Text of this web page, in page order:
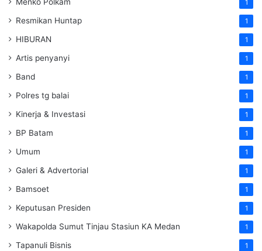
Menko Polkam 1
Resmikan Huntap 1
HIBURAN 1
Artis penyanyi 1
Band 1
Polres tg balai 1
Kinerja & Investasi 1
BP Batam 1
Umum 1
Galeri & Advertorial 1
Bamsoet 1
Keputusan Presiden 1
Wakapolda Sumut Tinjau Stasiun KA Medan 1
Tapanuli Bisnis 1